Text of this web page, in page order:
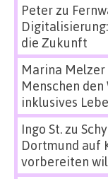
Peterzu
die Zukunft
Marina Melzer
Menschen
inklusives
Ingo St.zu
Dortmund auf
vorbereiten